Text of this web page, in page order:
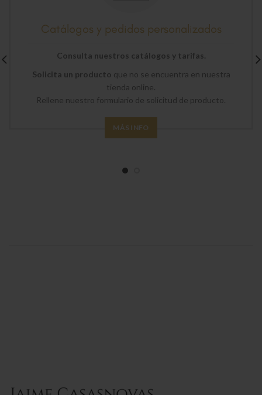
Catálogos y pedidos personalizados
Consulta nuestros catálogos y tarifas.
Solicita un producto que no se encuentra en nuestra
tienda online.
Rellene nuestro formulario de solicitud de producto.
MÁS INFO